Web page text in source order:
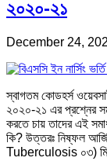
২০২০-২১
December 24,
স্বাগতম কোডহর্স
২০২০-২১ এর প্রশ্নের
করতে চায় তাদের এই
কি? উত্তরঃ নিষ্ফল
Tuberculosis ০৩)